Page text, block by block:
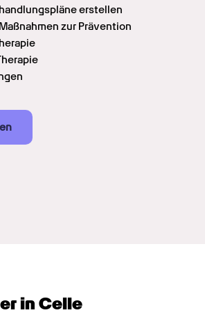
erstellen
zur Prävention
in Celle